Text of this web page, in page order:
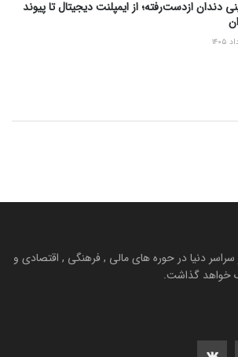
دندان ازدست‌رفته؛ از ایمپلنت دیجیتال تا پیوند
سراسر دنیا در حوره های مالی , فرهنگی , اقتصادی و
خواهد گذاشت.